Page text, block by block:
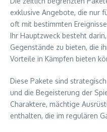
exklusive Angebote, die nur
oft mit bestimmten
Ihr Hauptzweck besteht
Gegenstände zu bieten, die
Vorteile in Kämpfen bieten
Diese Pakete sind
und die Begeisterung der
Charaktere, mächtige
enthalten, die im regulären